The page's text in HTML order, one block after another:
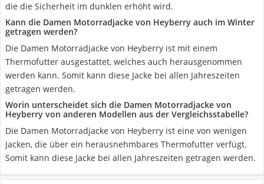
die die Sicherheit im dunklen erhöht wird.
Kann die Damen Motorradjacke von Heyberry auch im Winter
getragen werden?
Die Damen Motorradjacke von Heyberry ist mit einem
Thermofutter ausgestattet, welches auch herausgenommen
werden kann. Somit kann diese Jacke bei allen Jahreszeiten
getragen werden.
Worin unterscheidet sich die Damen Motorradjacke von
Heyberry von anderen Modellen aus der Vergleichsstabelle?
Die Damen Motorradjacke von Heyberry ist eine von wenigen
Jacken, die über ein herausnehmbares Thermofutter verfügt.
Somit kann diese Jacke bei allen Jahreszeiten getragen werden.